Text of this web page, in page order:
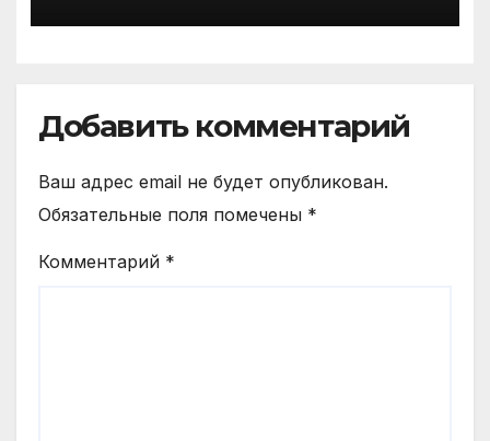
Добавить комментарий
Ваш адрес email не будет опубликован.
Обязательные поля помечены *
Комментарий *